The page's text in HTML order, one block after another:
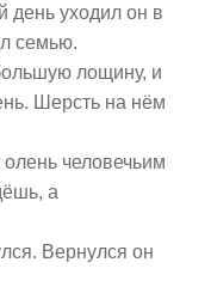
день уходил он в
семью.
лощину, и
Шерсть на нём
человечьим
а
Вернулся он